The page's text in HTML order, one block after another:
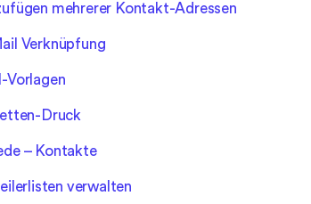
mehrerer Kontakt-Adressen
Verknüpfung
Vorlagen
Druck
– Kontakte
verwalten